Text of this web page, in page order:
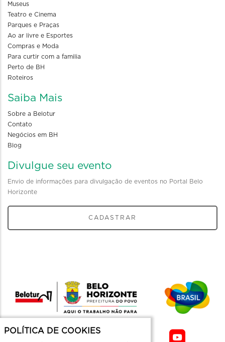
Museus
Teatro e Cinema
Parques e Praças
Ao ar livre e Esportes
Compras e Moda
Para curtir com a familia
Perto de BH
Roteiros
Saiba Mais
Sobre a Belotur
Contato
Negócios em BH
Blog
Divulgue seu evento
Envio de informações para divulgação de eventos no Portal Belo
Horizonte
CADASTRAR
POLÍTICA DE COOKIES